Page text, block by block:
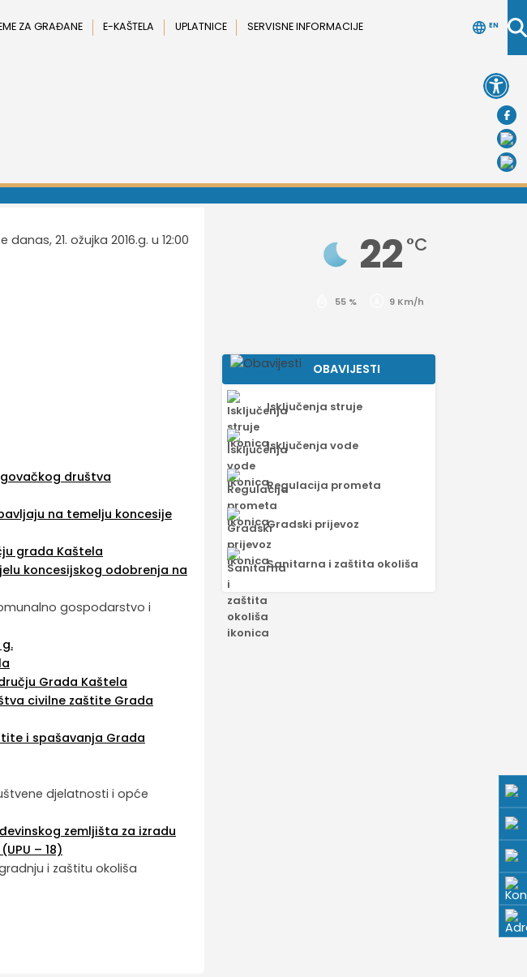
ZA GRAĐANE E-KAŠTELA UPLATNICE SERVISNE INFORMACIJE EN
21. ožujka 2016.g. u 12:00
društva
na temelju koncesije
grada Kaštela
koncesijskog odobrenja na
gospodarstvo i
Grada Kaštela
civilne zaštite Grada
i spašavanja Grada
djelatnosti i opće
zemljišta za izradu
– 18)
i zaštitu okoliša
22 °C
55 % 9 Km/h
OBAVIJESTI
Isključenja struje
Isključenja vode
Regulacija prometa
Gradski prijevoz
Sanitarna i zaštita okoliša